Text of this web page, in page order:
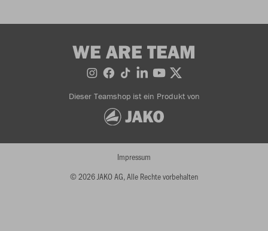
WE ARE TEAM
Dieser Teamshop ist ein Produkt von
© 2026 JAKO AG, Alle Rechte vorbehalten
Impressum